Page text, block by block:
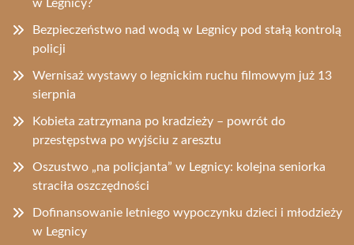
w Legnicy?
Bezpieczeństwo nad wodą w Legnicy pod stałą kontrolą
policji
Wernisaż wystawy o legnickim ruchu filmowym już 13
sierpnia
Kobieta zatrzymana po kradzieży – powrót do
przestępstwa po wyjściu z aresztu
Oszustwo „na policjanta” w Legnicy: kolejna seniorka
straciła oszczędności
Dofinansowanie letniego wypoczynku dzieci i młodzieży
w Legnicy